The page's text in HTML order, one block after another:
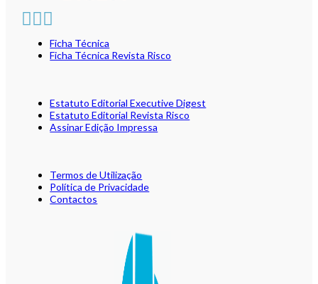
Ficha Técnica
Ficha Técnica Revista Risco
Estatuto Editorial Executive Digest
Estatuto Editorial Revista Risco
Assinar Edição Impressa
Termos de Utilização
Política de Privacidade
Contactos